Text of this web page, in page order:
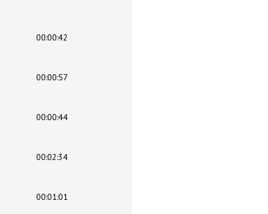
00:00:42
00:00:57
00:00:44
00:02:34
00:01:01